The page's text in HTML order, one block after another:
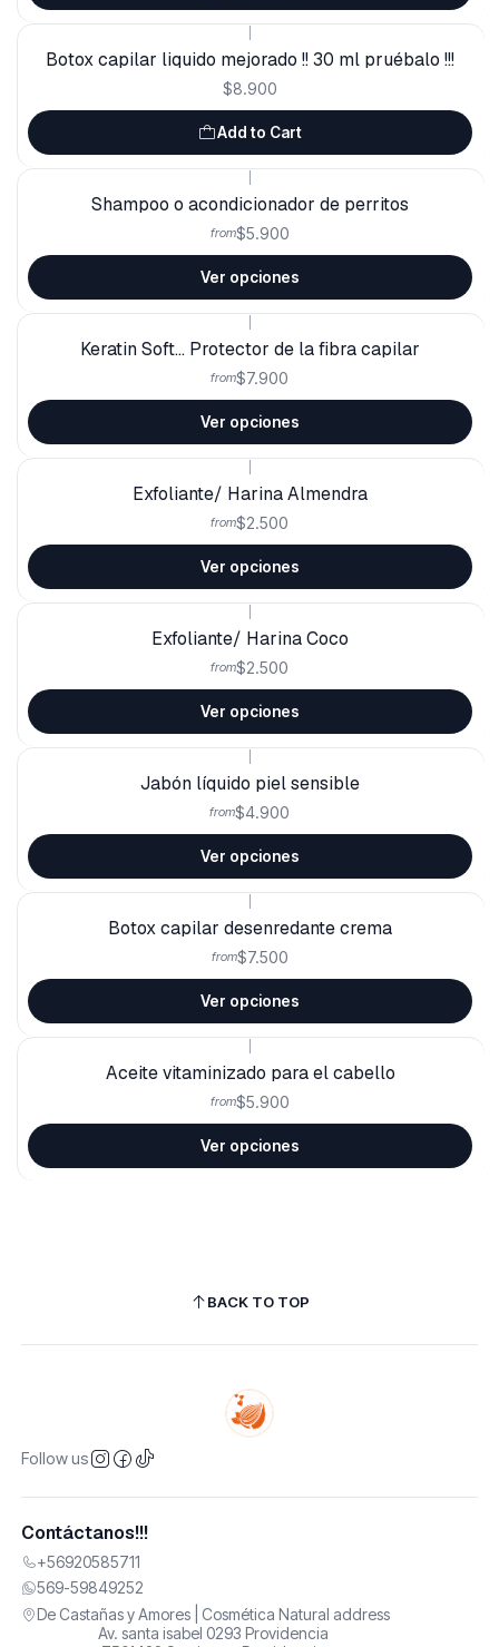
Botox capilar liquido mejorado !! 30 ml pruébalo !!!
$8.900
Add to Cart
Shampoo o acondicionador de perritos
from$5.900
Ver opciones
Keratin Soft... Protector de la fibra capilar
from$7.900
Ver opciones
Exfoliante/ Harina Almendra
from$2.500
Ver opciones
Exfoliante/ Harina Coco
from$2.500
Ver opciones
Jabón líquido piel sensible
from$4.900
Ver opciones
Botox capilar desenredante crema
from$7.500
Ver opciones
Aceite vitaminizado para el cabello
from$5.900
Ver opciones
BACK TO TOP
Follow us
Contáctanos!!!
+56920585711
569-59849252
De Castañas y Amores | Cosmética Natural address
Av. santa isabel 0293 Providencia